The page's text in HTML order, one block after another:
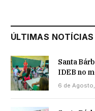
ÚLTIMAS NOTÍCIAS
Santa
IDEB no
6 de